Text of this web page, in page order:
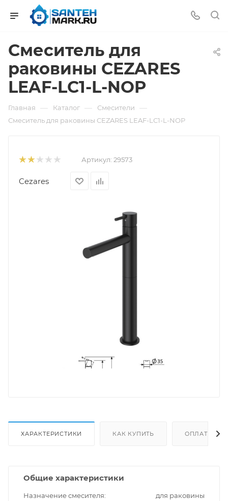
Смеситель для
раковины CEZARES
LEAF-LC1-L-NOP
Главная — Каталог — Смесители —
Смеситель для раковины CEZARES LEAF-LC1-L-NOP
Артикул: 29573
Cezares
ХАРАКТЕРИСТИКИ КАК КУПИТЬ ОПЛАТА
Общие характеристики
Назначение смесителя
для раковины